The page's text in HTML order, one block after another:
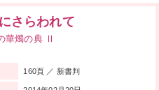
さらわれて
華燭の典 Ⅱ
160頁 ／ 新書判